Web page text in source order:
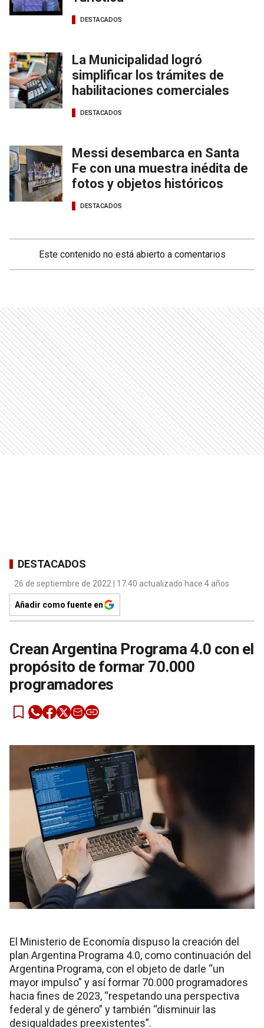
DESTACADOS
La Municipalidad logró
simplificar los trámites de
habilitaciones comerciales
DESTACADOS
Messi desembarca en Santa
Fe con una muestra inédita de
fotos y objetos históricos
DESTACADOS
Este contenido no está abierto a comentarios
DESTACADOS
26 de septiembre de 2022 | 17:40 actualizado hace 4 años
Añadir como fuente en
Crean Argentina Programa 4.0 con el
propósito de formar 70.000
programadores
El Ministerio de Economía dispuso la creación del
plan Argentina Programa 4.0, como continuación del
Argentina Programa, con el objeto de darle “un
mayor impulso” y así formar 70.000 programadores
hacia fines de 2023, “respetando una perspectiva
federal y de género” y también “disminuir las
desigualdades preexistentes”.